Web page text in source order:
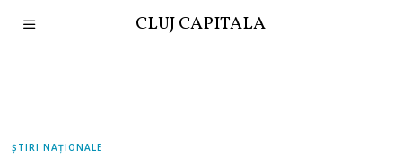
CLUJ CAPITALA
ȘTIRI NAȚIONALE